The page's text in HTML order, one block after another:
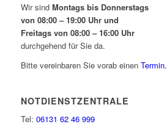
Wir sind Montags bis Donnerstags
von 08:00 – 19:00 Uhr und
Freitags von 08:00 – 16:00 Uhr
durchgehend für Sie da.
Bitte vereinbaren Sie vorab einen Termin.
NOTDIENSTZENTRALE
Tel: 06131 62 46 999